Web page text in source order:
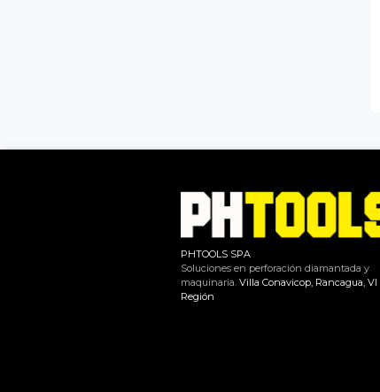
PHTOOLS SPA
Soluciones en perforación diamantada y
maquinaria. Villa Conavicop, Rancagua, VI
Región